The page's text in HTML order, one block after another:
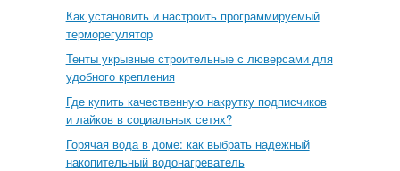
Как установить и настроить программируемый
терморегулятор
Тенты укрывные строительные с люверсами для
удобного крепления
Где купить качественную накрутку подписчиков
и лайков в социальных сетях?
Горячая вода в доме: как выбрать надежный
накопительный водонагреватель